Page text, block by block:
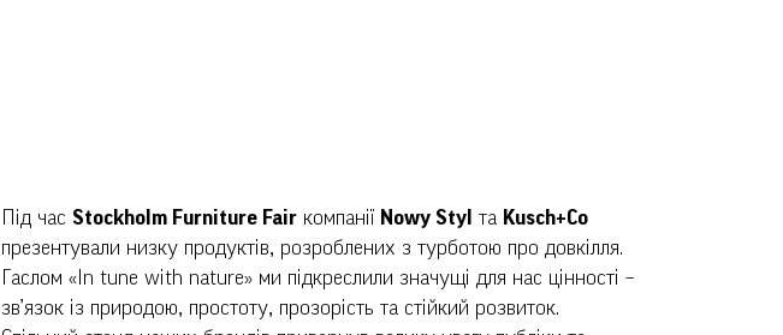
Під час Stockholm Furniture Fair компанії Nowy Styl та Kusch+Co
презентували низку продуктів, розроблених з турботою про довкілля.
Гаслом «In tune with nature» ми підкреслили значущі для нас цінності –
зв’язок із природою, простоту, прозорість та стійкий розвиток.